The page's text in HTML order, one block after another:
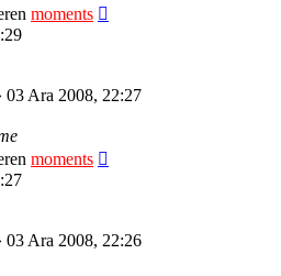
moments
03 Ara 2008, 22:27
moments
03 Ara 2008, 22:26